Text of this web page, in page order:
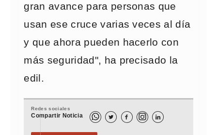
gran avance para personas que
usan ese cruce varias veces al día
y que ahora pueden hacerlo con
más seguridad", ha precisado la
edil.
Redes sociales
Compartir Noticia   